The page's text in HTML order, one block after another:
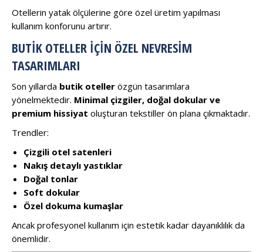
Otellerin yatak ölçülerine göre özel üretim yapılması
kullanım konforunu artırır.
BUTIK OTELLER İÇIN ÖZEL NEVRESIM
TASARIMLARI
Son yıllarda butik oteller özgün tasarımlara
yönelmektedir. Minimal çizgiler, doğal dokular ve
premium hissiyat oluşturan tekstiller ön plana çıkmaktadır.
Trendler:
Çizgili otel satenleri
Nakış detaylı yastıklar
Doğal tonlar
Soft dokular
Özel dokuma kumaşlar
Ancak profesyonel kullanım için estetik kadar dayanıklılık da
önemlidir.